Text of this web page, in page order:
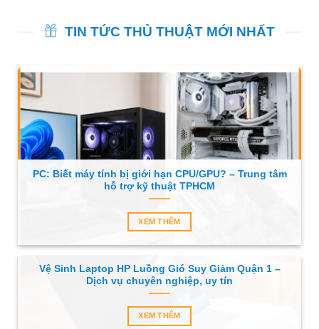
TIN TỨC THỦ THUẬT MỚI NHẤT
PC: Biết máy tính bị giới hạn CPU/GPU? – Trung tâm
hỗ trợ kỹ thuật TPHCM
XEM THÊM
Vệ Sinh Laptop HP Luồng Gió Suy Giảm Quận 1 –
Dịch vụ chuyên nghiệp, uy tín
XEM THÊM